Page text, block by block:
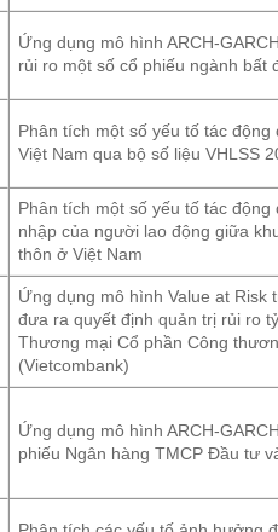
Ứng dụng mô hình ARCH-
rủi ro một số cổ phiếu ngành bất
Phân tích một số yếu tố tác
Việt Nam qua bộ số liệu VHLSS
Phân tích một số yếu tố tác
nhập của người lao động giữa
thôn ở Việt Nam
Ứng dụng mô hình Value at Risk
đưa ra quyết định quản trị rủi ro
Thương mại Cổ phần Công
(Vietcombank)
Ứng dụng mô hình ARCH-
phiếu Ngân hàng TMCP Đầu tư